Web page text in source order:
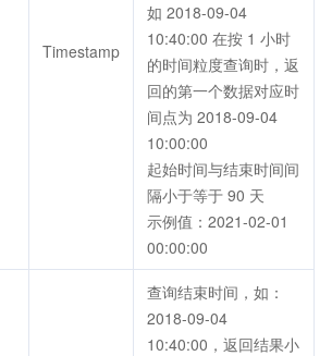
Timestamp
如 2018-09-04
10:40:00 在按 1 小时
的时间粒度查询时，返
回的第一个数据对应时
间点为 2018-09-04
10:00:00
起始时间与结束时间间
隔小于等于 90 天
示例值：2021-02-01
00:00:00
查询结束时间，如：
2018-09-04
10:40:00，返回结果小